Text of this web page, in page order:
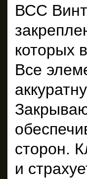
ВСС
которых
Все
сторон.
и